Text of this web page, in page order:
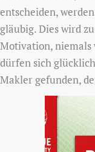
entscheiden,
gläubig. Dies wird
Motivation, niemals
dürfen sich
Makler gefunden,